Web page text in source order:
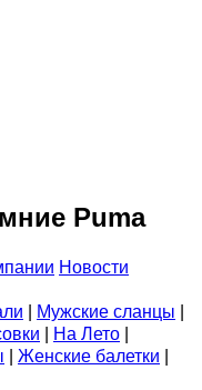
Puma
Новости
Мужские сланцы
На Лето
Женские балетки